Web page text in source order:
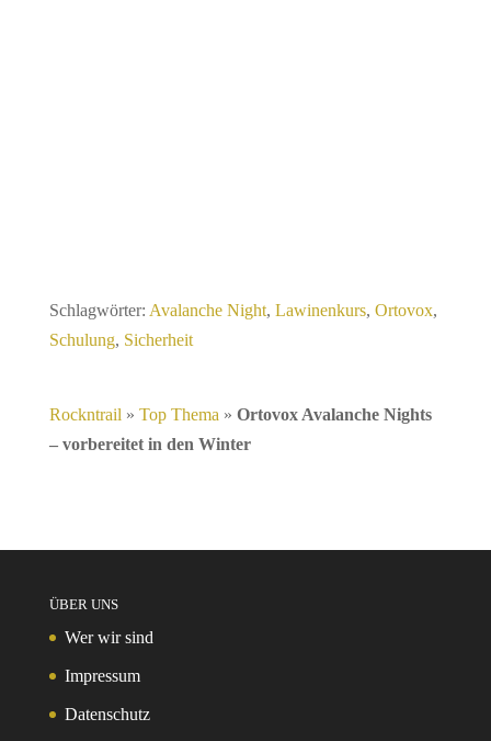
Schlagwörter: Avalanche Night, Lawinenkurs, Ortovox,
Schulung, Sicherheit
Rockntrail » Top Thema » Ortovox Avalanche Nights
– vorbereitet in den Winter
ÜBER UNS
Wer wir sind
Impressum
Datenschutz